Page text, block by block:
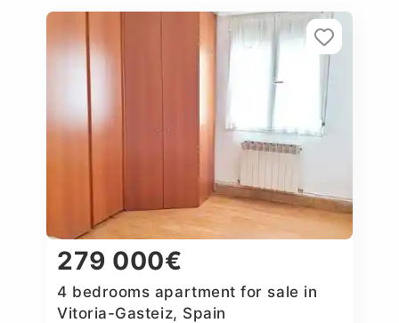
279 000€
4 bedrooms apartment for sale in
Vitoria-Gasteiz, Spain